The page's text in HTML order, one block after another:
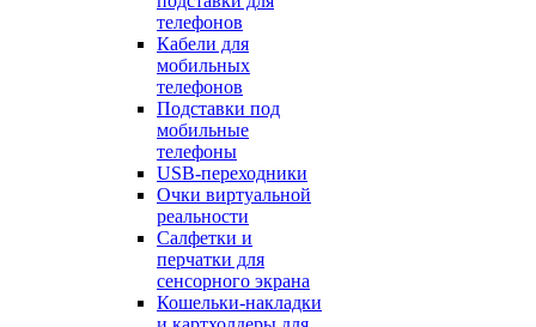
телефонов
Кабели для
мобильных
телефонов
Подставки под
мобильные
телефоны
USB-переходники
Очки виртуальной
реальности
Салфетки и
перчатки для
сенсорного экрана
Кошельки-накладки